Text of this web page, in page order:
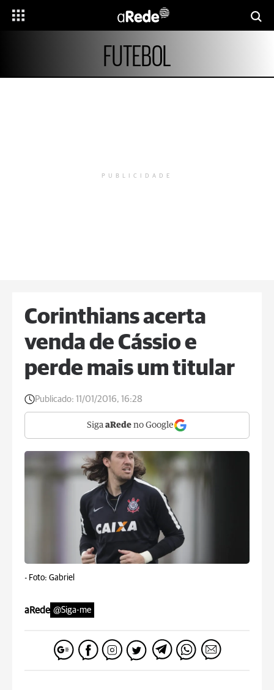
FUTEBOL
PUBLICIDADE
Corinthians acerta
venda de Cássio e
perde mais um titular
Publicado: 11/01/2016, 16:28
Siga aRede no Google
- Foto: Gabriel
aRede @Siga-me